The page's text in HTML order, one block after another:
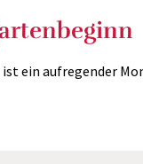
ein aufregender